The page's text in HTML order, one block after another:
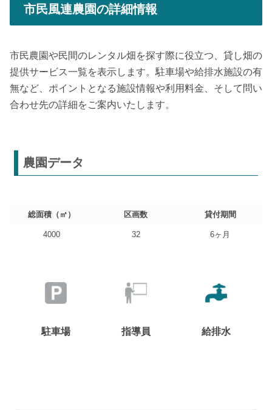
市民風連農園の詳細情報
市民農園や民間のレンタル畑を探す際に役立つ、貸し畑の
提供サービス一覧を表示します。駐車場や給排水施設の有
無など、ポイントとなる施設情報や利用料金、そして問い
合わせ先の詳細をご案内いたします。
農園データ
総面積（㎡） 区画数 貸付期間
4000 32 6ヶ月
駐車場 指導員 給排水